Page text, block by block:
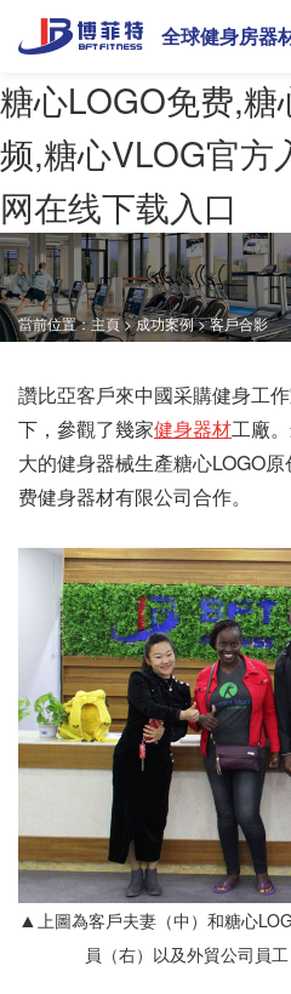
糖心LOGO免费,
频,糖心VLOG官方
网在线下载入口
全球健身房器
當前位置：主頁>成功案例>客戶合影
讚比亞客戶來中國采購健身工
下，參觀了幾家健身器材工廠
大的健身器械生產糖心LOGO
费健身器材有限公司合作。
▲ 上圖為客戶夫妻（中）和糖心
員（右）以及外貿公司員